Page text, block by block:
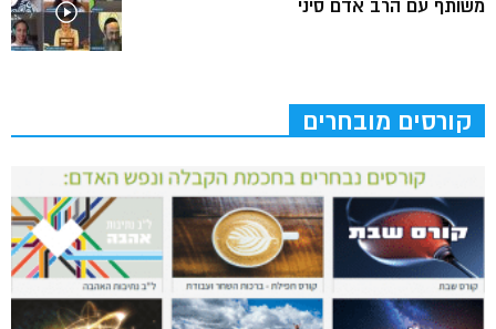
משותף עם הרב אדם סיני
קורסים מובחרים